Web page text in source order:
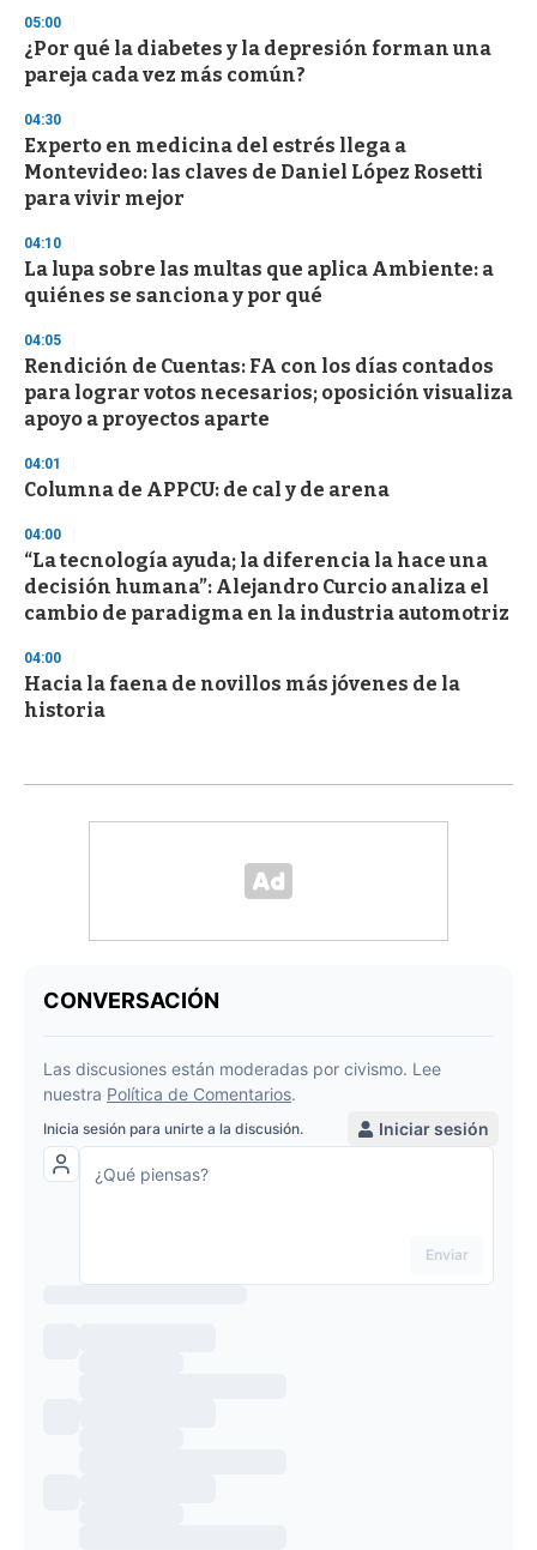
3
s
e
c
n
d
s
05:00
¿Por qué la diabetes y la depresión forman una
pareja cada vez más común?
04:30
Experto en medicina del estrés llega a
Montevideo: las claves de Daniel López Rosetti
para vivir mejor
04:10
La lupa sobre las multas que aplica Ambiente: a
quiénes se sanciona y por qué
04:05
Rendición de Cuentas: FA con los días contados
para lograr votos necesarios; oposición visualiza
apoyo a proyectos aparte
04:01
Columna de APPCU: de cal y de arena
04:00
“La tecnología ayuda; la diferencia la hace una
decisión humana”: Alejandro Curcio analiza el
cambio de paradigma en la industria automotriz
04:00
Hacia la faena de novillos más jóvenes de la
historia